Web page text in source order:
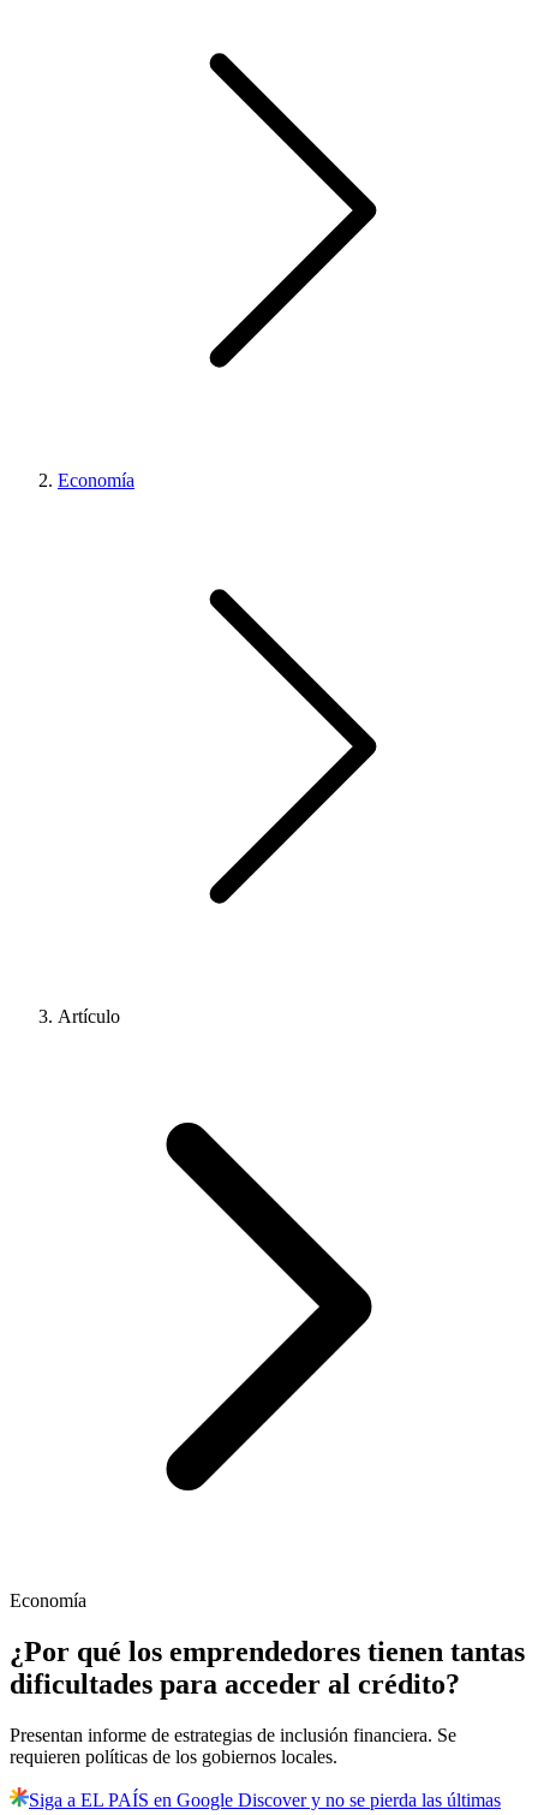
Economía
Artículo
Economía
¿Por qué los emprendedores tienen tantas
dificultades para acceder al crédito?
Presentan informe de estrategias de inclusión financiera. Se
requieren políticas de los gobiernos locales.
Siga a EL PAÍS en Google Discover y no se pierda las últimas